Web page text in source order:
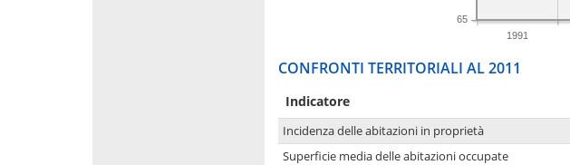
1991
65
CONFRONTI TERRITORIALI AL 2011
Indicatore
Incidenza delle abitazioni in proprietà
Superficie media delle abitazioni occupate